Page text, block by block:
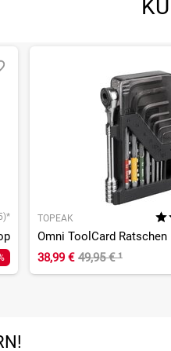
TOPEAK
Omni ToolCard Ratschen
38,99 € 49,95 €¹